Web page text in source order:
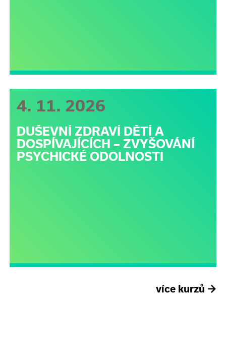
4. 11. 2026
DUŠEVNÍ ZDRAVÍ DĚTÍ A
DOSPÍVAJÍCÍCH – ZVYŠOVÁNÍ
PSYCHICKÉ ODOLNOSTI
více kurzů →